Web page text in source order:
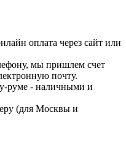
оплата через сайт или
мы пришлем счет
почту.
руме - наличными и
(для Москвы и